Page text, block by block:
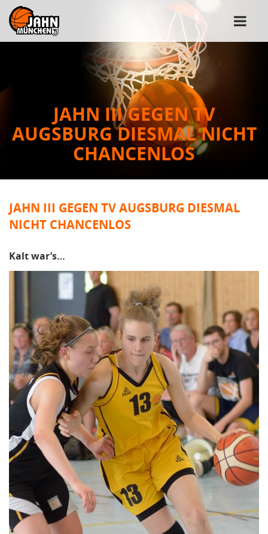
JAHN III GEGEN TV
AUGSBURG DIESMAL NICHT
CHANCENLOS
JAHN III GEGEN TV AUGSBURG DIESMAL
NICHT CHANCENLOS
Kalt war’s…